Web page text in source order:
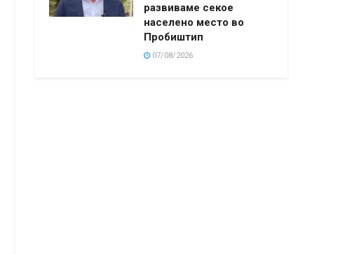
развиваме секое
населено место во
Пробиштип
07/08/2026